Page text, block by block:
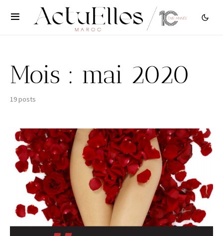
Mois : mai 2020
19 posts